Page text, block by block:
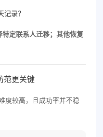
录？
定联系人迁移；其他恢复
范更关键
度较高，且成功率并不稳